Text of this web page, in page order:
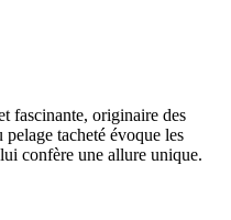
fascinante, originaire des
tacheté évoque les
confère une allure unique.